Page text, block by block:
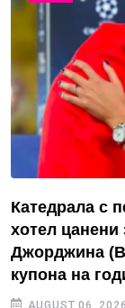
Катедрала с
хотел цанени
Джорджина
купона на
AUGUST 06, 2026